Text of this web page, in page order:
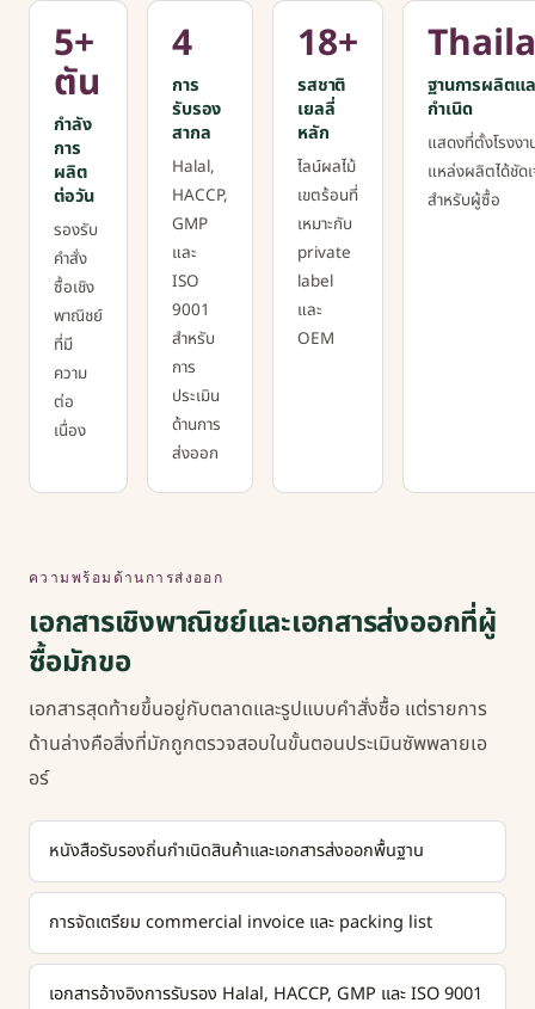
5+
ตัน
กำลัง
การ
ผลิต
ต่อวัน
รองรับ
คำสั่ง
ซื้อเชิง
พาณิชย์
ที่มี
ความ
ต่อ
เนื่อง
4
การ
รับรอง
สากล
Halal,
HACCP,
GMP
และ
ISO
9001
สำหรับ
การ
ประเมิน
ด้านการ
ส่งออก
18+
รสชาติ
เยลลี่
หลัก
ไลน์ผลไม้
เขตร้อนที่
เหมาะกับ
private
label
และ
OEM
ฐานการผลิตแ
กำเนิด
แสดงที่ตั้งโรงงา
แหล่งผลิตได้ชัด
สำหรับผู้ซื้อ
ความพร้อมด้านการส่งออก
เอกสารเชิงพาณิชย์และเอกสารส่งออกที่ผู้
ซื้อมักขอ
เอกสารสุดท้ายขึ้นอยู่กับตลาดและรูปแบบคำสั่งซื้อ แต่รายการ
ด้านล่างคือสิ่งที่มักถูกตรวจสอบในขั้นตอนประเมินซัพพลายเอ
อร์
หนังสือรับรองถิ่นกำเนิดสินค้าและเอกสารส่งออกพื้นฐาน
การจัดเตรียม commercial invoice และ packing list
เอกสารอ้างอิงการรับรอง Halal, HACCP, GMP และ ISO 9001